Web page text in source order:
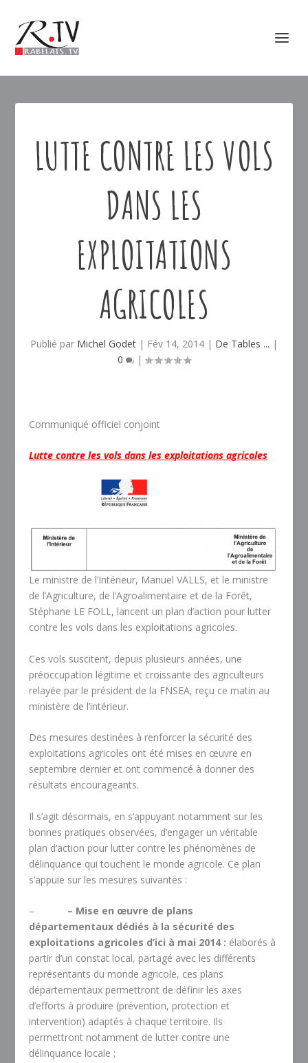
LUTTE CONTRE LES VOLS
DANS LES
EXPLOITATIONS
AGRICOLES
Publié par Michel Godet | Fév 14, 2014 | De Tables ... |
0
|
Communiqué officiel conjoint
Lutte contre les vols dans les exploitations agricoles
Le ministre de l’Intérieur, Manuel VALLS, et le ministre
de l’Agriculture, de l’Agroalimentaire et de la Forêt,
Stéphane LE FOLL, lancent un plan d’action pour lutter
contre les vols dans les exploitations agricoles.
Ces vols suscitent, depuis plusieurs années, une
préoccupation légitime et croissante des agriculteurs
relayée par le président de la FNSEA, reçu ce matin au
ministère de l’intérieur.
Des mesures destinées à renforcer la sécurité des
exploitations agricoles ont été mises en œuvre en
septembre dernier et ont commencé à donner des
résultats encourageants.
Il s’agit désormais, en s’appuyant notamment sur les
bonnes pratiques observées, d’engager un véritable
plan d’action pour lutter contre les phénomènes de
délinquance qui touchent le monde agricole. Ce plan
s’appuie sur les mesures suivantes :
– – Mise en œuvre de plans
départementaux dédiés à la sécurité des
exploitations agricoles d’ici à mai 2014 : élaborés à
partir d’un constat local, partagé avec les différents
représentants du monde agricole, ces plans
départementaux permettront de définir les axes
d’efforts à produire (prévention, protection et
intervention) adaptés à chaque territoire. Ils
permettront notamment de lutter contre une
délinquance locale ;